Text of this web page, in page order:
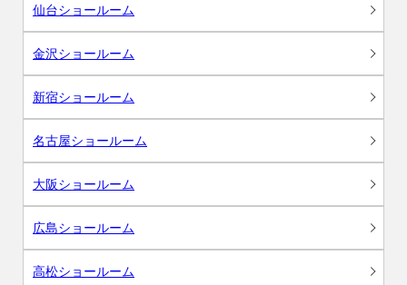
仙台ショールーム
金沢ショールーム
新宿ショールーム
名古屋ショールーム
大阪ショールーム
広島ショールーム
高松ショールーム